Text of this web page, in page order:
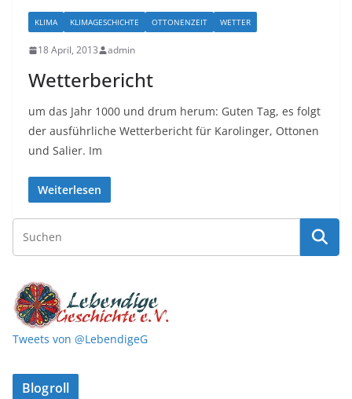
KLIMA KLIMAGESCHICHTE OTTONENZEIT WETTER
18 April, 2013 admin
Wetterbericht
um das Jahr 1000 und drum herum: Guten Tag, es folgt
der ausführliche Wetterbericht für Karolinger, Ottonen
und Salier. Im
Weiterlesen
Tweets von @LebendigeG
Blogroll